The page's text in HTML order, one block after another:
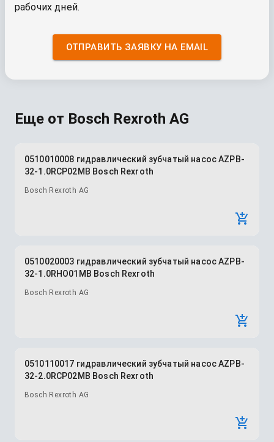
рабочих дней.
ОТПРАВИТЬ ЗАЯВКУ НА EMAIL
Еще от Bosch Rexroth AG
0510010008 гидравлический зубчатый насос AZPB-
32-1.0RCP02MB Bosch Rexroth
Bosch Rexroth AG
0510020003 гидравлический зубчатый насос AZPB-
32-1.0RHO01MB Bosch Rexroth
Bosch Rexroth AG
0510110017 гидравлический зубчатый насос AZPB-
32-2.0RCP02MB Bosch Rexroth
Bosch Rexroth AG